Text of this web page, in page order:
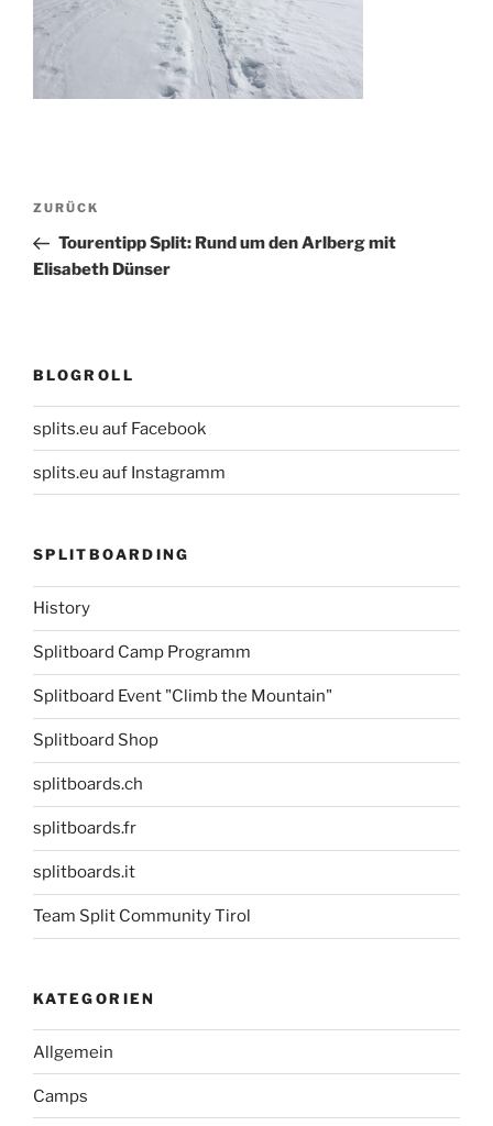
Beitragsnavigation
Vorheriger
Beitrag
ZURÜCK
Tourentipp Split: Rund um den Arlberg mit
Elisabeth Dünser
BLOGROLL
splits.eu auf Facebook
splits.eu auf Instagramm
SPLITBOARDING
History
Splitboard Camp Programm
Splitboard Event "Climb the Mountain"
Splitboard Shop
splitboards.ch
splitboards.fr
splitboards.it
Team Split Community Tirol
KATEGORIEN
Allgemein
Camps